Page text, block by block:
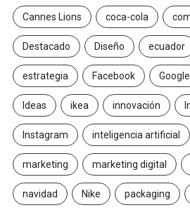
Cannes Lions coca-cola
Destacado Diseño ecuador
estrategia Facebook Google
Ideas ikea innovación
Instagram inteligencia artificial
marketing marketing digital
navidad Nike packaging